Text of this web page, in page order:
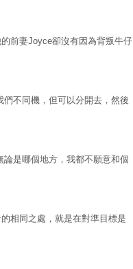
前妻Joyce卻沒有因為背叛牛仔
不同機，但可以分開去，然後
是哪個地方，我都不願意和個
相同之處，就是在對準目標是